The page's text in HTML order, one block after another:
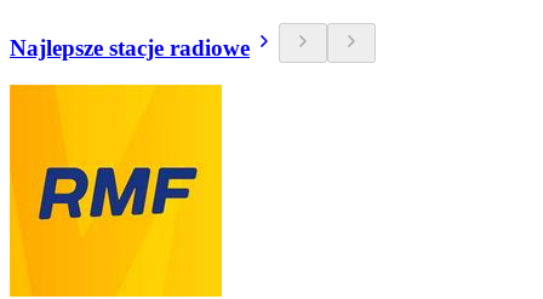
Najlepsze stacje radiowe